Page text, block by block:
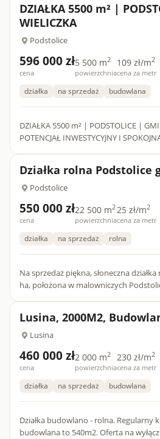
DZIAŁKA 5500 m² |
WIELICZKA
Podstolice
596 000 zł
cena
5 500 m2
powierzchnia
109 zł/m2
cena za metr
działka na sprzedaż budowlana
DZIAŁKA 5500 m² | PODSTOLICE |
POTENCJAŁ INWESTYCYJNY I SPOKOJNA
Działka rolna Podstolice
Podstolice
550 000 zł
cena
22 500 m2
powierzchnia
25 zł/m2
cena za metr
działka na sprzedaż rolna
Na sprzedaż piękna, słoneczna
ha, położona w malowniczych
Lusina, 2000M2,
Lusina
460 000 zł
cena
2 000 m2
powierzchnia
230 zł/m2
cena za metr
działka na sprzedaż budowlana
Działka budowlano - rolna. Regularny kształt - prostokąt. Część
budowlana to 540m2. Oferta na wyłączność. Na sprzedaż